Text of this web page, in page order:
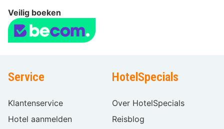
Veilig boeken
Service
Klantenservice
Hotel aanmelden
HotelSpecials
Over HotelSpecials
Reisblog